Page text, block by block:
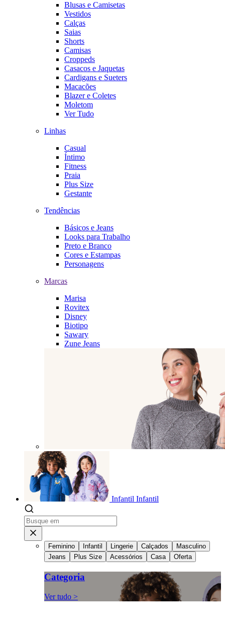
Blusas e Camisetas
Vestidos
Calças
Saias
Shorts
Camisas
Croppeds
Casacos e Jaquetas
Cardigans e Sueters
Macacões
Blazer e Coletes
Moletom
Ver Tudo
Linhas
Casual
Íntimo
Fitness
Praia
Plus Size
Gestante
Tendências
Básicos e Jeans
Looks para Trabalho
Preto e Branco
Cores e Estampas
Personagens
Marcas
Marisa
Rovitex
Disney
Biotipo
Sawary
Zune Jeans
Infantil Infantil
Feminino Infantil Lingerie Calçados
Masculino
Jeans
Plus Size Acessórios Casa Oferta
Categoria
Ver tudo >